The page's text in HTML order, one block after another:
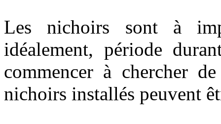
Les nichoirs sont à
idéalement, période
commencer à chercher
nichoirs installés peuvent